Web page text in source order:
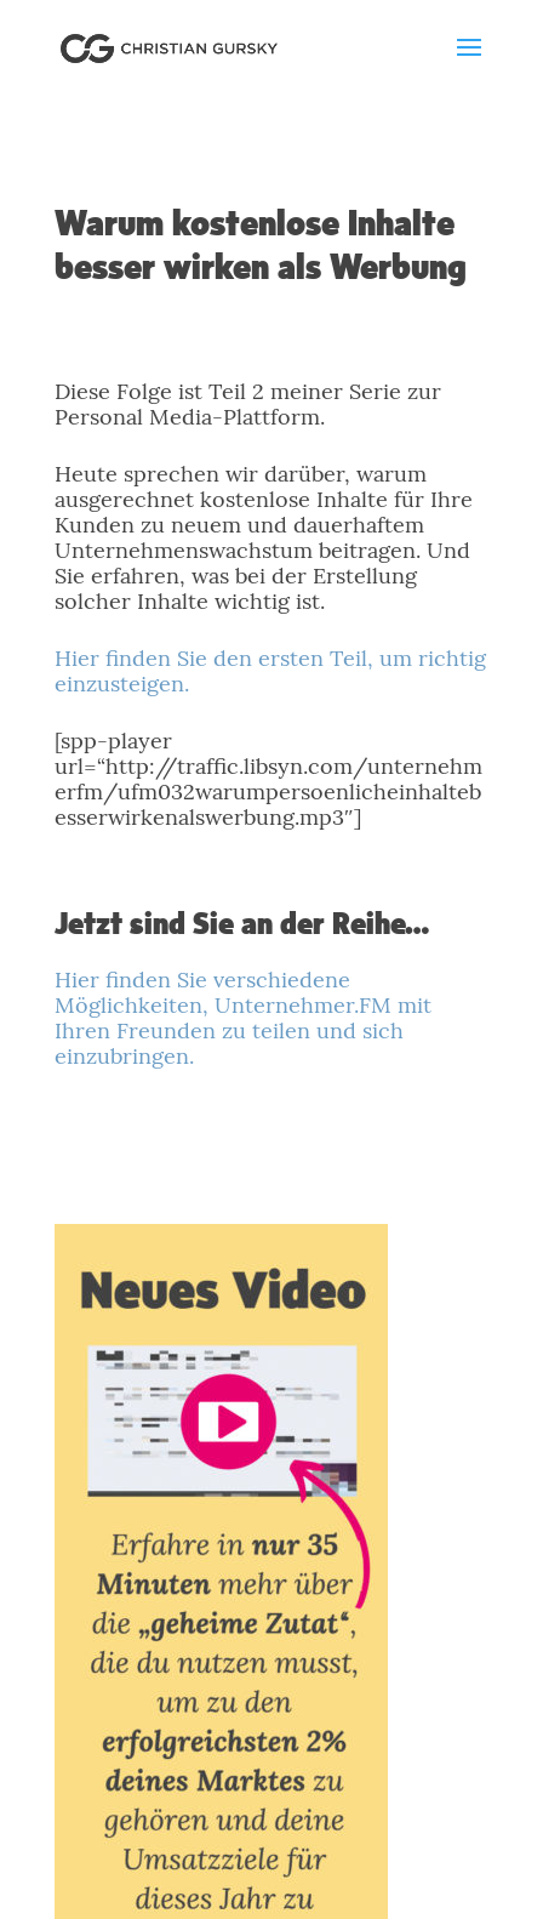
Warum kostenlose Inhalte
besser wirken als Werbung
Diese Folge ist Teil 2 meiner Serie zur
Personal Media-Plattform.
Heute sprechen wir darüber, warum
ausgerechnet kostenlose Inhalte für Ihre
Kunden zu neuem und dauerhaftem
Unternehmenswachstum beitragen. Und
Sie erfahren, was bei der Erstellung
solcher Inhalte wichtig ist.
Hier finden Sie den ersten Teil, um richtig
einzusteigen.
[spp-player
url=“http://traffic.libsyn.com/unternehm
erfm/ufm032warumpersoenlicheinhalteb
esserwirkenalswerbung.mp3″]
Jetzt sind Sie an der Reihe…
Hier finden Sie verschiedene
Möglichkeiten, Unternehmer.FM mit
Ihren Freunden zu teilen und sich
einzubringen.